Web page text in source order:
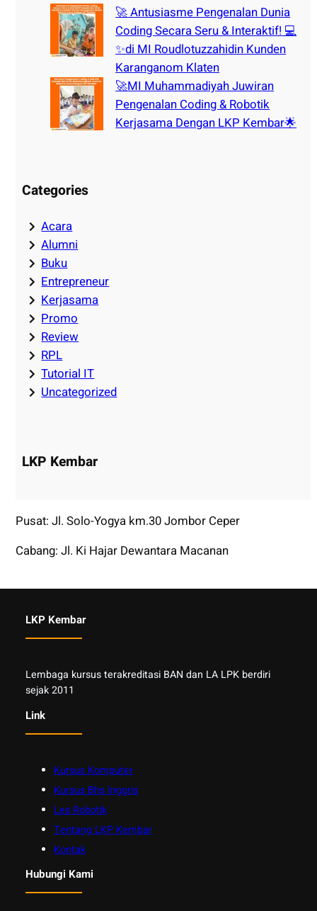
🚀 Antusiasme Pengenalan Dunia
Coding Secara Seru & Interaktif! 💻
✨di MI Roudlotuzzahidin Kunden
Karanganom Klaten
🚀MI Muhammadiyah Juwiran
Pengenalan Coding & Robotik
Kerjasama Dengan LKP Kembar🌟
Categories
Acara
Alumni
Buku
Entrepreneur
Kerjasama
Promo
Review
RPL
Tutorial IT
Uncategorized
LKP Kembar
Pusat: Jl. Solo-Yogya km.30 Jombor Ceper
Cabang: Jl. Ki Hajar Dewantara Macanan
LKP Kembar
Lembaga kursus terakreditasi BAN dan LA LPK berdiri
sejak 2011
Link
Kursus Komputer
Kursus Bhs Inggris
Les Robotik
Tentang LKP Kembar
Kontak
Hubungi Kami